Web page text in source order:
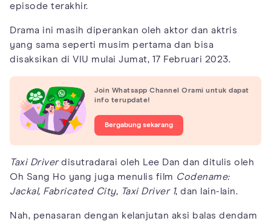
episode terakhir.
Drama ini masih diperankan oleh aktor dan aktris
yang sama seperti musim pertama dan bisa
disaksikan di VIU mulai Jumat, 17 Februari 2023.
Join Whatsapp Channel Orami untuk dapat
info terupdate!
Bergabung sekarang
Taxi Driverdisutradarai oleh Lee Dan dan ditulis oleh
Oh Sang Ho yang juga menulis film Codename:
Jackal, Fabricated City, Taxi Driver 1, dan lain-lain.
Nah, penasaran dengan kelanjutan aksi balas dendam